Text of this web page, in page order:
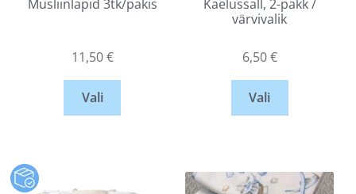
Musliinlapid 3tk/pakis
11,50€
Vali
Kaelussall, 2-pakk /
värvivalik
6,50€
Vali